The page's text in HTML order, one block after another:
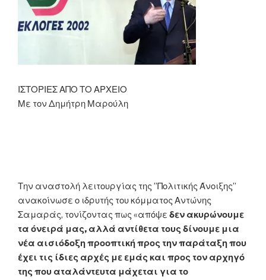
γίνεται
σκάνδαλο
το
ΙΣΤΟΡΙΕΣ ΑΠΟ ΤΟ ΑΡΧΕΙΟ
Με τον Δημήτρη Μαρούλη
Την αναστολή λειτουργίας της ”Πολιτικής Άνοιξης”
ανακοίνωσε ο ιδρυτής του κόμματος Αντώνης
Σαμαράς, τονίζοντας πως «απόψε δεν ακυρώνουμε
τα όνειρά μας, αλλά αντίθετα τους δίνουμε μια
νέα αισιόδοξη προοπτική προς την παράταξη που
έχει τις ίδιες αρχές με εμάς και προς τον αρχηγό
της που αταλάντευτα μάχεται για το